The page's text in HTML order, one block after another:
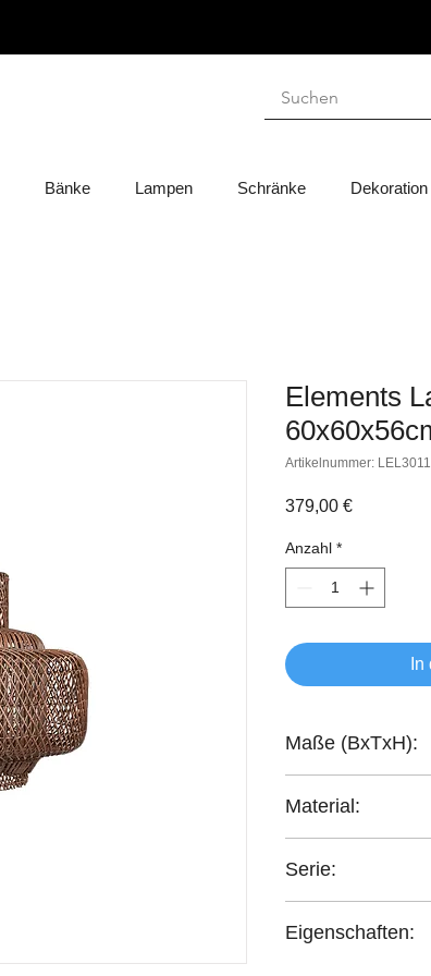
Bänke Lampen Schränke Dekoration
Elements
Artikelnummer:
379,00 €Preis
Anzahl *
Maße (BxTxH):
Material:
Serie:
Eigenschaften: